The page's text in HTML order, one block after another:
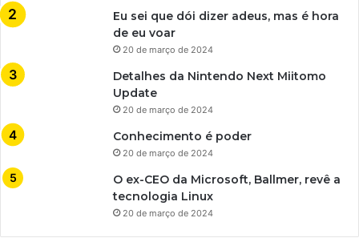
Eu sei que dói dizer adeus, mas é hora
de eu voar
20 de março de 2024
Detalhes da Nintendo Next Miitomo
Update
20 de março de 2024
Conhecimento é poder
20 de março de 2024
O ex-CEO da Microsoft, Ballmer, revê a
tecnologia Linux
20 de março de 2024